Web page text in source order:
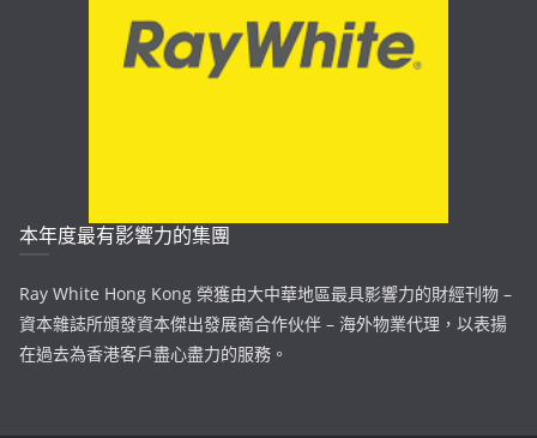
本年度最有影響力的集團
Ray White Hong Kong 榮獲由大中華地區最具影響力的財經刊物 –
資本雜誌所頒發資本傑出發展商合作伙伴 – 海外物業代理，以表揚
在過去為香港客戶盡心盡力的服務。